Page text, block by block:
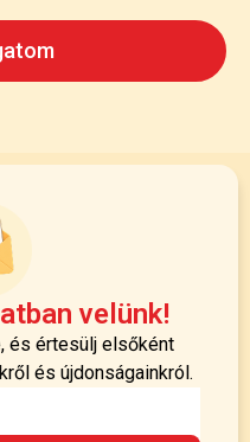
velünk!
és értesülj elsőként
és újdonságainkról.